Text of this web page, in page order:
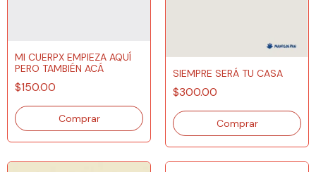
MI CUERPX EMPIEZA AQUÍ
PERO TAMBIÉN ACÁ
$150.00
SIEMPRE SERÁ TU CASA
$300.00